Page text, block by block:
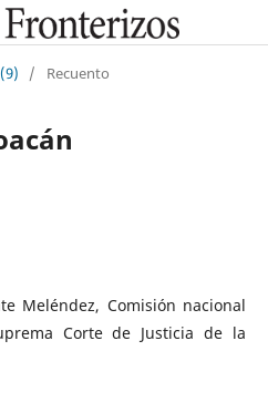
/ Recuento
Meléndez, Comisión nacional
Corte de Justicia de la